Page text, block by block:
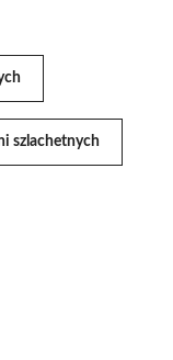
szlachetnych